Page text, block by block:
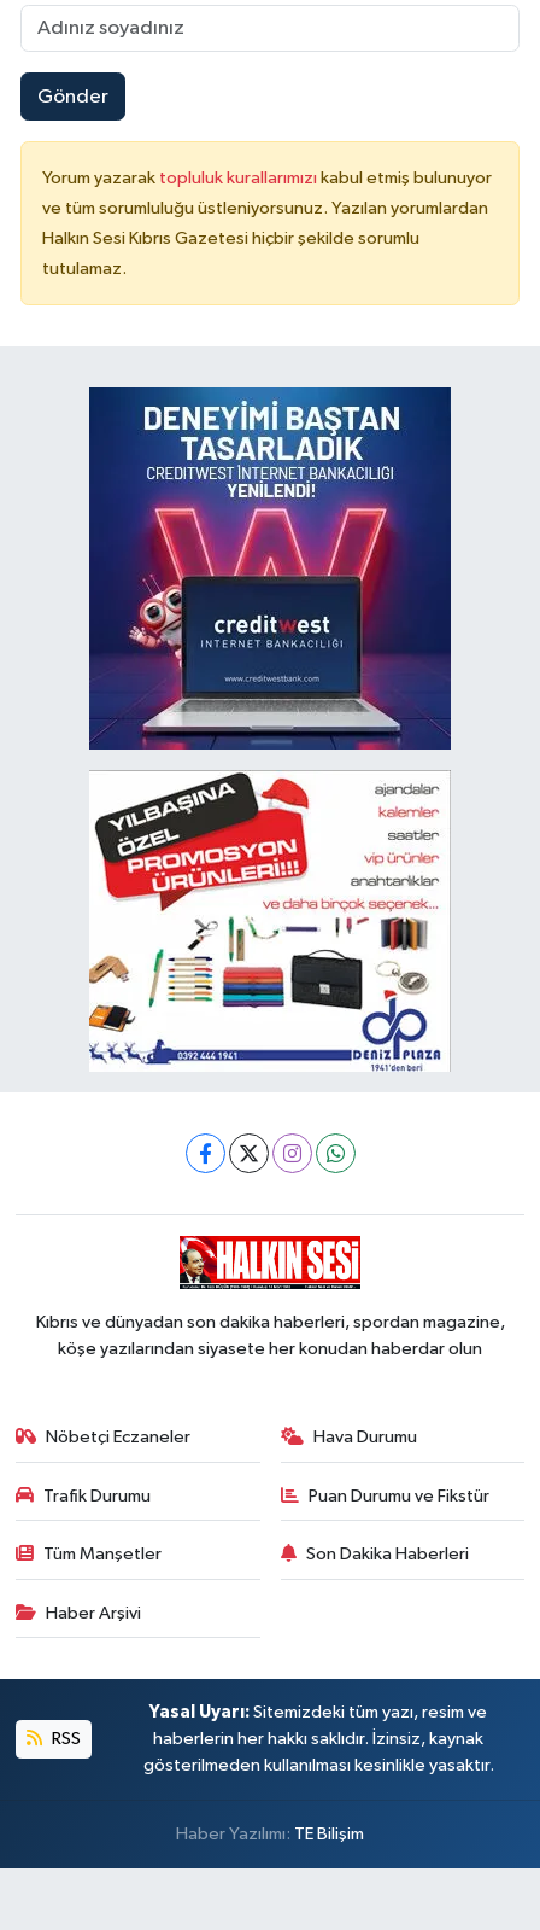
Gönder
Yorum yazarak topluluk kurallarımızı kabul etmiş bulunuyor
ve tüm sorumluluğu üstleniyorsunuz. Yazılan yorumlardan
Halkın Sesi Kıbrıs Gazetesi hiçbir şekilde sorumlu
tutulamaz.
Kıbrıs ve dünyadan son dakika haberleri, spordan magazine,
köşe yazılarından siyasete her konudan haberdar olun
Nöbetçi Eczaneler Hava Durumu
Trafik Durumu Puan Durumu ve Fikstür
Tüm Manşetler Son Dakika Haberleri
Haber Arşivi
RSS
Yasal Uyarı: Sitemizdeki tüm yazı, resim ve
haberlerin her hakkı saklıdır. İzinsiz, kaynak
gösterilmeden kullanılması kesinlikle yasaktır.
Haber Yazılımı: TE Bilişim